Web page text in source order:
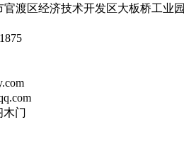
渡区经济技术开发区大板桥工业园
木门